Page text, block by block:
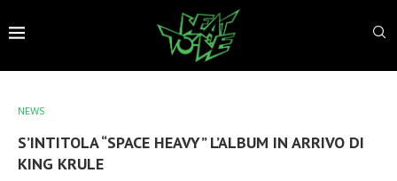
NEWS
S’INTITOLA “SPACE HEAVY” L’ALBUM IN ARRIVO DI
KING KRULE